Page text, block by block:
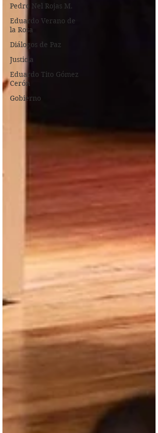
Pedro Nel Rojas M.
Eduardo Verano de
la Rosa
Diálogos de Paz
Justicia
Eduardo Tito Gómez
Cerón
Gobierno